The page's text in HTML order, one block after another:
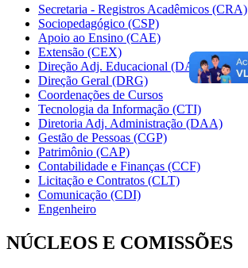
Secretaria - Registros Acadêmicos (CRA)
Sociopedagógico (CSP)
Apoio ao Ensino (CAE)
Extensão (CEX)
Direção Adj. Educacional (DAE)
Direção Geral (DRG)
Coordenações de Cursos
Tecnologia da Informação (CTI)
Diretoria Adj. Administração (DAA)
Gestão de Pessoas (CGP)
Patrimônio (CAP)
Contabilidade e Finanças (CCF)
Licitação e Contratos (CLT)
Comunicação (CDI)
Engenheiro
NÚCLEOS E COMISSÕES